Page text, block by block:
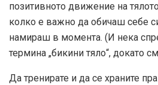
позитивното движение на
колко е важно да обичаш себе
намираш в момента. (И нека
термина „бикини тяло“, докато
Да тренирате и да се храните